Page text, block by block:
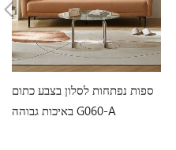
ספות נפתחות לסלון בצבע כתום
באיכות גבוהה G060-A